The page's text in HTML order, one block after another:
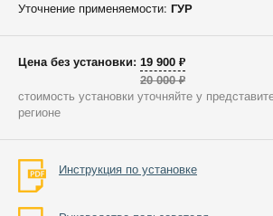
Уточнение применяемости: ГУР
Цена без установки: 19 900 ₽
20 000 ₽
стоимость установки уточняйте у
регионе
Инструкция по установке